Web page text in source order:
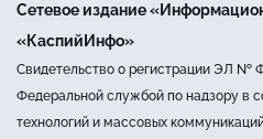
Сетевое издание
«КаспийИнфо»
Свидетельство о регистрации ЭЛ №
Федеральной службой по надзору в
технологий и массовых